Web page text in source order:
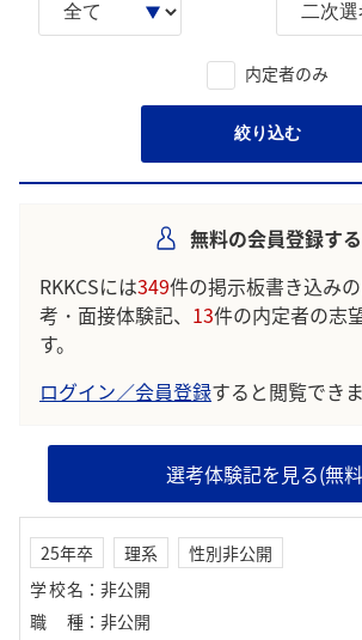
内定者のみ
絞り込む
無料の会員登録す
RKKCSには349件の掲示板書き込み
考・面接体験記、 13件の内定者の志
す。
ログイン／会員登録すると閲覧できま
選考体験記を見る(無
25年卒 理系
性別非公開
学校名 ： 非公開
職種 ： 非公開